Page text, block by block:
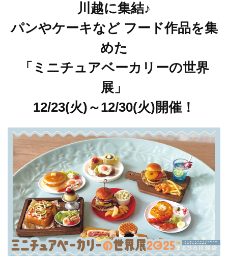
川越に集結♪
パンやケーキなど フード作品を集
めた
「ミニチュアベーカリーの世界
展」
12/23(火)～12/30(火)開催！